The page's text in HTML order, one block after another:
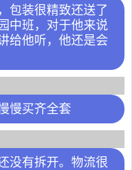
包装很精致还送了
中班，对于他来说
给他听，他还是会
慢买齐全套
没有拆开。物流很